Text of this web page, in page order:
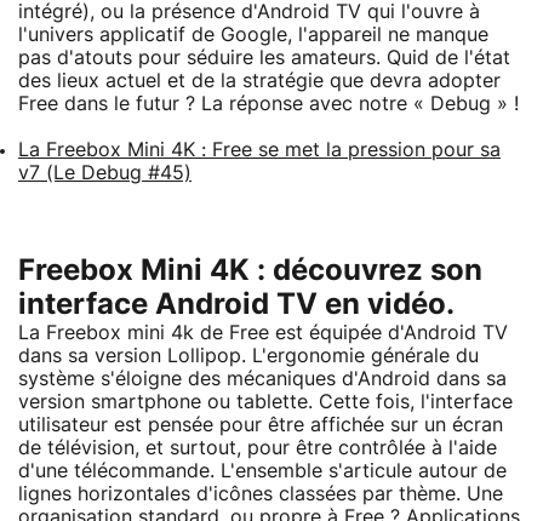
intégré), ou la présence d'Android TV qui l'ouvre à
l'univers applicatif de Google, l'appareil ne manque
pas d'atouts pour séduire les amateurs. Quid de l'état
des lieux actuel et de la stratégie que devra adopter
Free dans le futur ? La réponse avec notre « Debug » !
La Freebox Mini 4K : Free se met la pression pour sa
v7 (Le Debug #45)
Freebox Mini 4K : découvrez son
interface Android TV en vidéo.
La Freebox mini 4k de Free est équipée d'Android TV
dans sa version Lollipop. L'ergonomie générale du
système s'éloigne des mécaniques d'Android dans sa
version smartphone ou tablette. Cette fois, l'interface
utilisateur est pensée pour être affichée sur un écran
de télévision, et surtout, pour être contrôlée à l'aide
d'une télécommande. L'ensemble s'articule autour de
lignes horizontales d'icônes classées par thème. Une
organisation standard, ou propre à Free ? Applications